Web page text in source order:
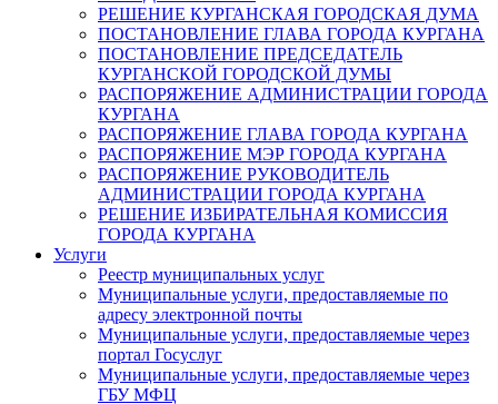
РЕШЕНИЕ КУРГАНСКАЯ ГОРОДСКАЯ ДУМА
ПОСТАНОВЛЕНИЕ ГЛАВА ГОРОДА КУРГАНА
ПОСТАНОВЛЕНИЕ ПРЕДСЕДАТЕЛЬ
КУРГАНСКОЙ ГОРОДСКОЙ ДУМЫ
РАСПОРЯЖЕНИЕ АДМИНИСТРАЦИИ ГОРОДА
КУРГАНА
РАСПОРЯЖЕНИЕ ГЛАВА ГОРОДА КУРГАНА
РАСПОРЯЖЕНИЕ МЭР ГОРОДА КУРГАНА
РАСПОРЯЖЕНИЕ РУКОВОДИТЕЛЬ
АДМИНИСТРАЦИИ ГОРОДА КУРГАНА
РЕШЕНИЕ ИЗБИРАТЕЛЬНАЯ КОМИССИЯ
ГОРОДА КУРГАНА
Услуги
Реестр муниципальных услуг
Муниципальные услуги, предоставляемые по
адресу электронной почты
Муниципальные услуги, предоставляемые через
портал Госуслуг
Муниципальные услуги, предоставляемые через
ГБУ МФЦ